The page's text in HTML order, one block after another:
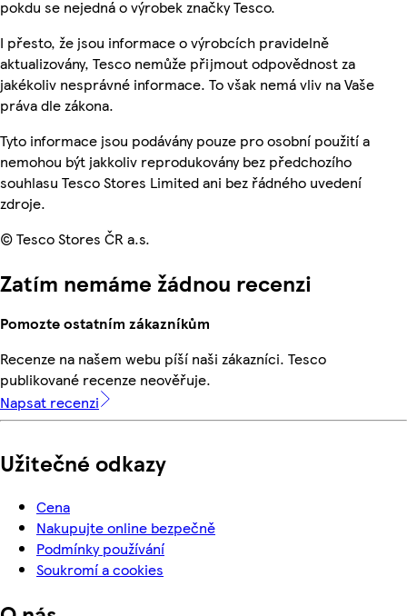
pokdu se nejedná o výrobek značky Tesco.
I přesto, že jsou informace o výrobcích pravidelně
aktualizovány, Tesco nemůže přijmout odpovědnost za
jakékoliv nesprávné informace. To však nemá vliv na Vaše
práva dle zákona.
Tyto informace jsou podávány pouze pro osobní použití a
nemohou být jakkoliv reprodukovány bez předchozího
souhlasu Tesco Stores Limited ani bez řádného uvedení
zdroje.
© Tesco Stores ČR a.s.
Zatím nemáme žádnou recenzi
Pomozte ostatním zákazníkům
Recenze na našem webu píší naši zákazníci. Tesco
publikované recenze neověřuje.
Napsat recenzi
Užitečné odkazy
Cena
Nakupujte online bezpečně
Podmínky používání
Soukromí a cookies